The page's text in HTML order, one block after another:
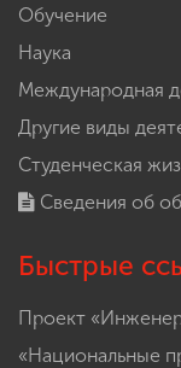
Обучение
Наука
Международная
Другие виды
Студенческая
Сведения об
Быстрые
Проект
«Национальные